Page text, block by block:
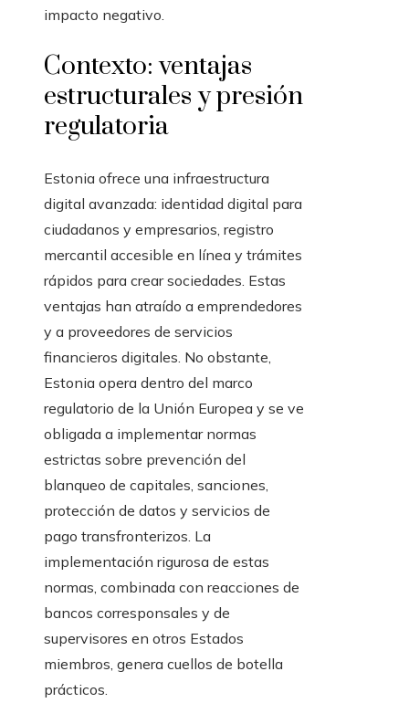
impacto negativo.
Contexto: ventajas
estructurales y presión
regulatoria
Estonia ofrece una infraestructura
digital avanzada: identidad digital para
ciudadanos y empresarios, registro
mercantil accesible en línea y trámites
rápidos para crear sociedades. Estas
ventajas han atraído a emprendedores
y a proveedores de servicios
financieros digitales. No obstante,
Estonia opera dentro del marco
regulatorio de la Unión Europea y se ve
obligada a implementar normas
estrictas sobre prevención del
blanqueo de capitales, sanciones,
protección de datos y servicios de
pago transfronterizos. La
implementación rigurosa de estas
normas, combinada con reacciones de
bancos corresponsales y de
supervisores en otros Estados
miembros, genera cuellos de botella
prácticos.